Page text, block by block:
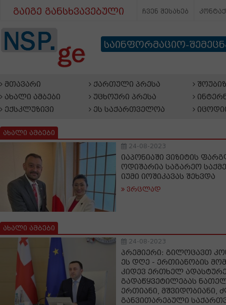
გაიგე განსხვავებული ჩვენ შესახებ
საინფორმაციო-
მთავარი
ახალი ამბები
ექსკლუზივი
ქართული პრესა
უცხოური პრესა
ეს საქართველოა
ახალი ამბები
24-08-2023
იაპონიაში ვიზიტის
ოდიშარია საგარეო
იუმი იოშიკავას შეხვდა
ვრცლად
ახალი ამბები
24-08-2023
პრემიერი: გილოცავთ
ეს დღე - ერთიანობის
კიდევ ერთხელ
გადაწყვეტილებას
ერთიანი, მშვიდობიანი,
განვითარებული